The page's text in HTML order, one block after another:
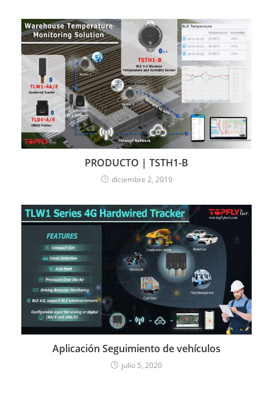
PRODUCTO | TSTH1-B
diciembre 2, 2019
Aplicación Seguimiento de vehículos
julio 5, 2020